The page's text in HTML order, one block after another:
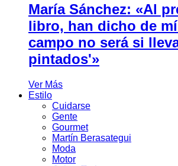
María Sánchez: «Al
libro, han dicho de
campo no será si
pintados'»
Ver Más
Estilo
Cuidarse
Gente
Gourmet
Martín Berasategui
Moda
Motor